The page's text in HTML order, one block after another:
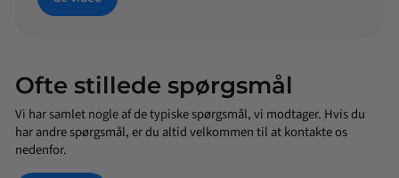
Ofte stillede spørgsmål
Vi har samlet nogle af de typiske spørgsmål, vi modtager. Hvis du
har andre spørgsmål, er du altid velkommen til at kontakte os
nedenfor.